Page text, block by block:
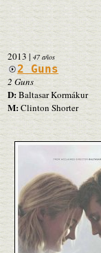
2013| 47 años
2 Guns
2 Guns
D:Baltasar Kormákur
M:Clinton Shorter